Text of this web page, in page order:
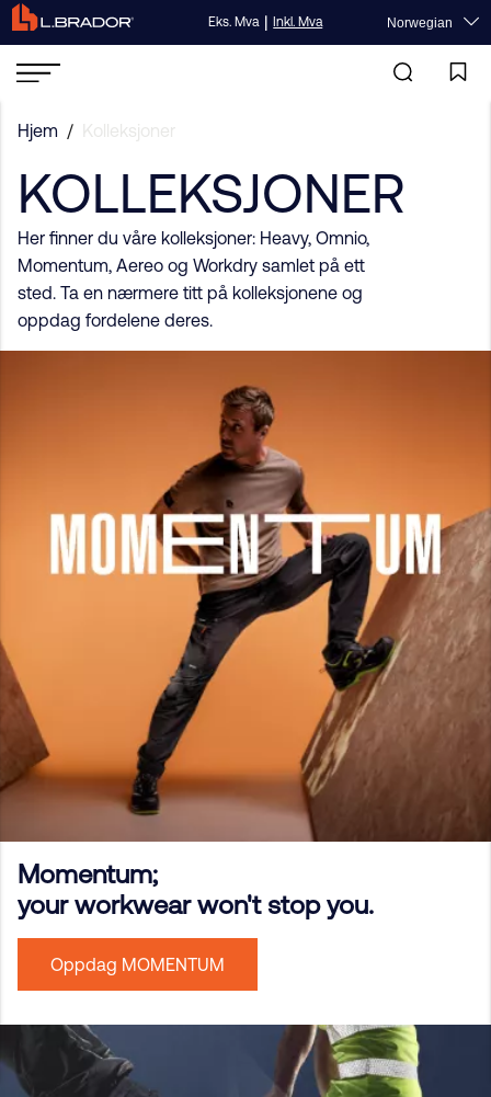
Eks. Mva | Inkl. Mva Norwegian
Hjem / Kolleksjoner
KOLLEKSJONER
Her finner du våre kolleksjoner: Heavy, Omnio,
Momentum, Aereo og Workdry samlet på ett
sted. Ta en nærmere titt på kolleksjonene og
oppdag fordelene deres.
Momentum;
your workwear won't stop you.
Oppdag MOMENTUM